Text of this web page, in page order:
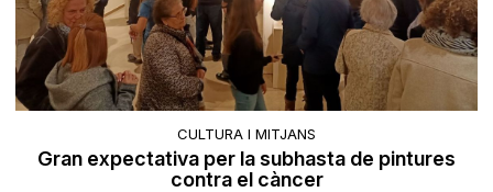
CULTURA I MITJANS
Gran expectativa per la subhasta de pintures
contra el càncer